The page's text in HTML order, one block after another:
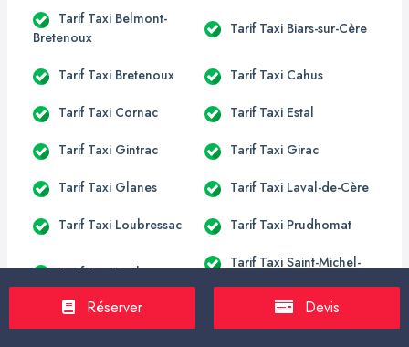
Tarif Taxi Belmont-
Bretenoux
Tarif Taxi Biars-sur-Cère
Tarif Taxi Bretenoux Tarif Taxi Cahus
Tarif Taxi Cornac Tarif Taxi Estal
Tarif Taxi Gintrac Tarif Taxi Girac
Tarif Taxi Glanes Tarif Taxi Laval-de-Cère
Tarif Taxi Loubressac Tarif Taxi Prudhomat
Tarif Taxi Puybrun
Tarif Taxi Saint-Michel-
Tarif Taxi Anglars Tarif Taxi Aynac
Réserver Devis